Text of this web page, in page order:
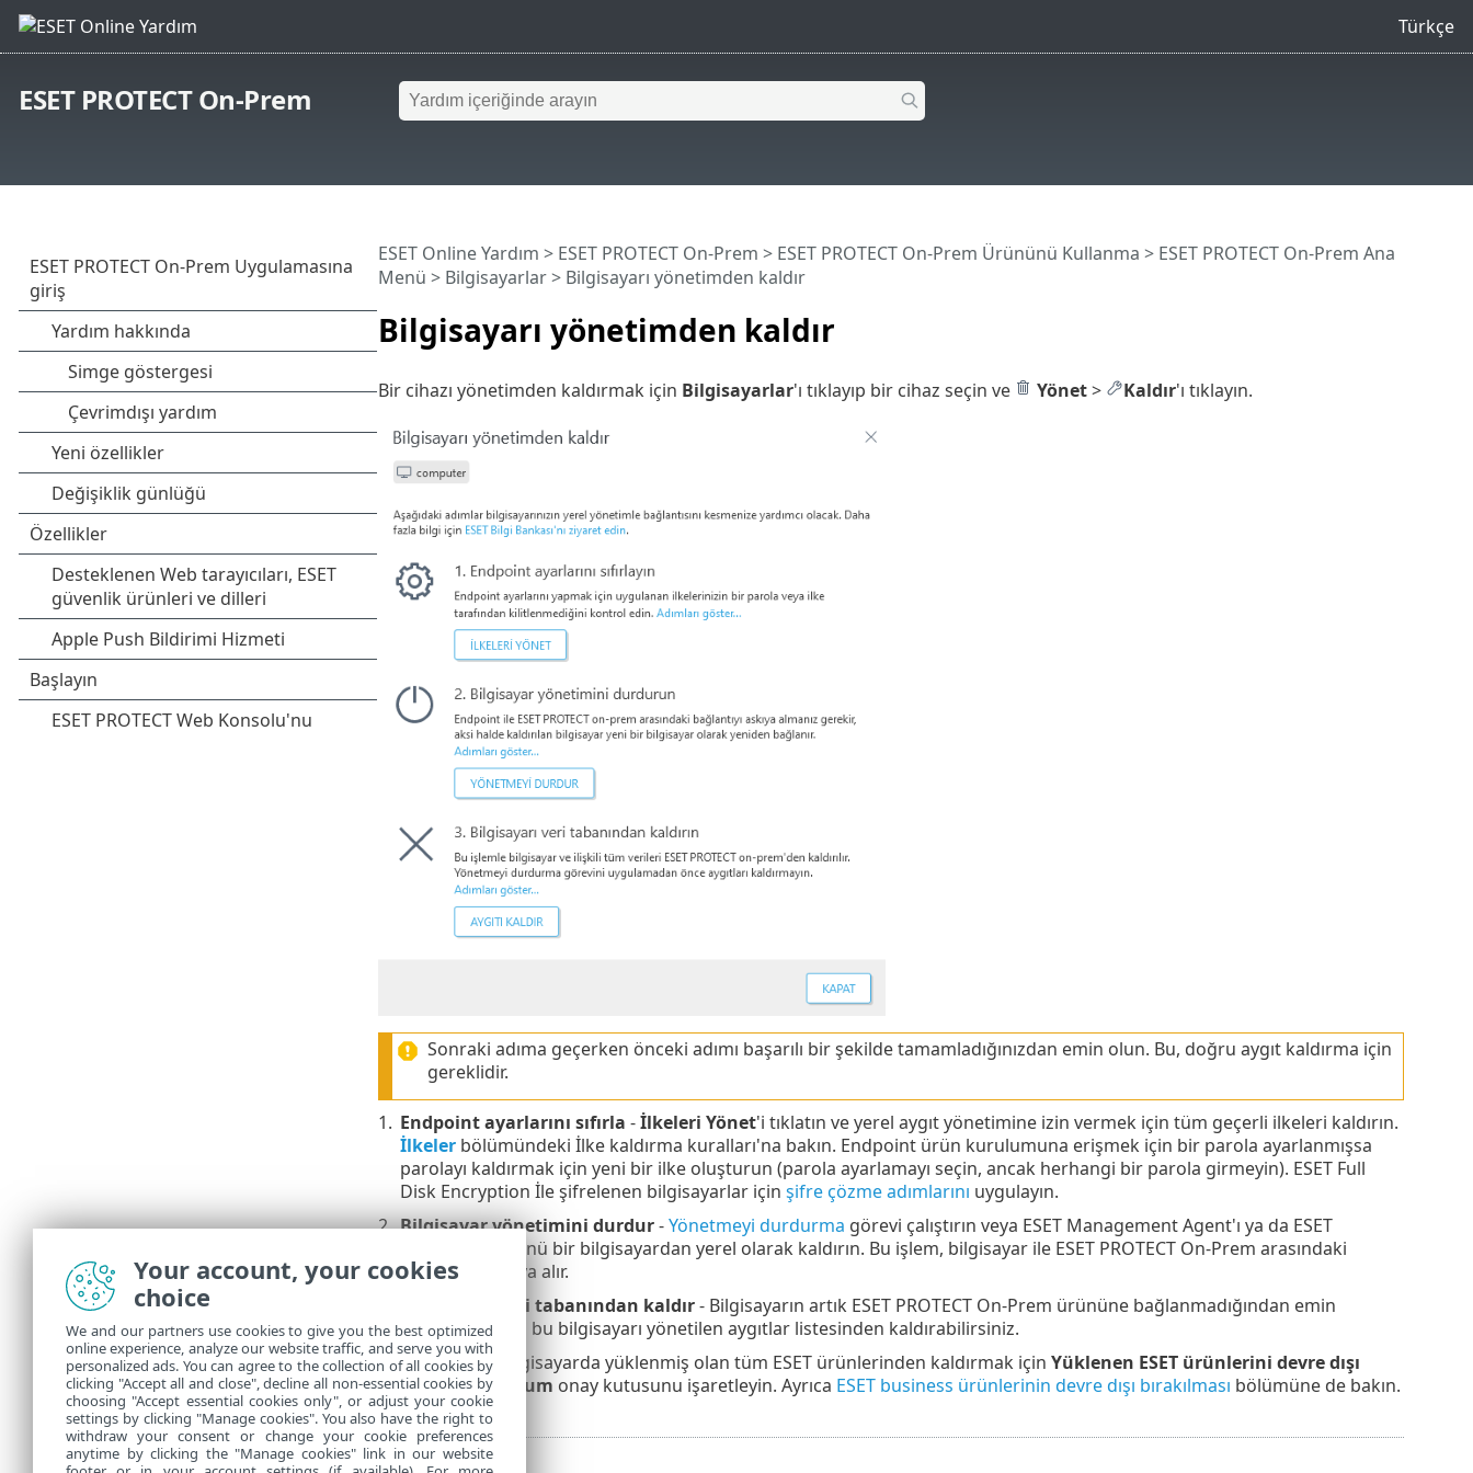
Türkçe
ESET PROTECT On-Prem
Bilgisayarı yönetimden kaldır
ESET Online Yardım > ESET PROTECT On-Prem > ESET PROTECT On-Prem Ürününü Kullanma > ESET PROTECT On-Prem Ana
Menü > Bilgisayarlar> Bilgisayarı yönetimden kaldır
Bir cihazı yönetimden kaldırmak için Bilgisayarlar'ı tıklayıp bir cihaz seçin ve Yönet> Kaldır'ı tıklayın.
Sonraki adıma geçerken önceki adımı başarılı bir şekilde tamamladığınızdan emin olun. Bu, doğru aygıt kaldırma için
gereklidir.
1. Endpoint ayarlarını sıfırla -İlkeleri Yönet'i tıklatın ve yerel aygıt yönetimine izin vermek için tüm geçerli ilkeleri kaldırın.
İlkeler bölümündeki İlke kaldırma kuralları'na bakın. Endpoint ürün kurulumuna erişmek için bir parola ayarlanmışsa
parolayı kaldırmak için yeni bir ilke oluşturun (parola ayarlamayı seçin, ancak herhangi bir parola girmeyin). ESET Full
Disk Encryption İle şifrelenen bilgisayarlar için şifre çözme adımlarını uygulayın.
2. Bilgisayar yönetimini durdur-Yönetmeyi durdurma görevi çalıştırın veya ESET Management Agent'ı ya da ESET
güvenlik ürününü bir bilgisayardan yerel olarak kaldırın. Bu işlem, bilgisayar ile ESET PROTECT On-Prem arasındaki
bağlantıyı askıya alır.
Bilgisayarı veri tabanından kaldır- Bilgisayarın artık ESET PROTECT On-Prem ürününe bağlanmadığından emin
olduktan sonra bu bilgisayarı yönetilen aygıtlar listesinden kaldırabilirsiniz.
Lisansı seçilen bilgisayarda yüklenmiş olan tüm ESET ürünlerinden kaldırmak için Yüklenen ESET ürünlerini devre dışı
bırakmak istiyorum onay kutusunu işaretleyin. Ayrıca ESET business ürünlerinin devre dışı bırakılması bölümüne de bakın.
Your account, your cookies
choice
We and our partners use cookies to give you the best optimized
online experience, analyze our website traffic, and serve you with
personalized ads. You can agree to the collection of all cookies by
clicking "Accept all and close", decline all non-essential cookies by
choosing "Accept essential cookies only", or adjust your cookie
settings by clicking "Manage cookies". You also have the right to
withdraw your consent or change your cookie preferences
anytime by clicking the "Manage cookies" link in our website